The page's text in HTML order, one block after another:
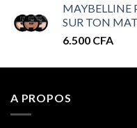
MAYBELLINE
SUR TON
6.500 CFA
A PROPOS